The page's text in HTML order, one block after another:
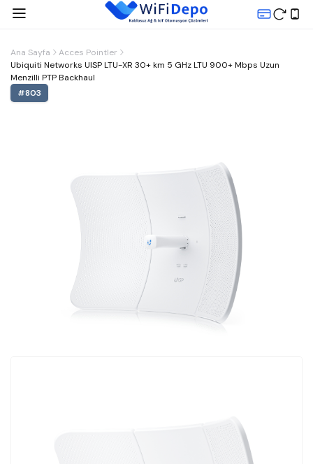
Ana Sayfa
Acces Pointler
Ubiquiti Networks UISP LTU-XR 30+ km 5 GHz LTU 900+ Mbps Uzun
Menzilli PTP Backhaul
#803